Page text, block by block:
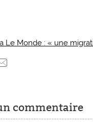
Le Monde : « une
commentaire